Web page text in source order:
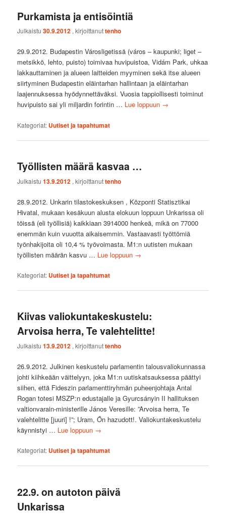
Purkamista ja entisöintiä
Julkaistu30.9.2012 , kirjoittanuttenho
29.9.2012. Budapestin Városligetissä (város – kaupunki; liget –
metsikkö, lehto, puisto) toimivaa huvipuistoa, Vidám Park, uhkaa
lakkauttaminen ja alueen laitteiden myyminen sekä itse alueen
siirtyminen Budapestin eläintarhan hallintaan ja eläintarhan
laajennuksessa hyödynnettäväksi. Vuosia tappiollisesti toiminut
huvipuisto sai yli miljardin forintin … Lue loppuun →
Kategoriat: Uutiset ja tapahtumat
Työllisten määrä kasvaa …
Julkaistu13.9.2012 , kirjoittanuttenho
28.9.2012. Unkarin tilastokeskuksen , Központi Statisztikai
Hivatal, mukaan kesäkuun alusta elokuun loppuun Unkarissa oli
töissä (eli työllisiä) kaikkiaan 3914000 henkeä, mikä on 77000
enemmän kuin vuuotta aikaisemmin. Vastaavasti työttömiä
työnhakijoita oli 10,4 % työvoimasta. M1:n uutisten mukaan
työllisten määrän kasvu … Lue loppuun →
Kategoriat: Uutiset ja tapahtumat
Kiivas valiokuntakeskustelu:
Arvoisa herra, Te valehtelitte!
Julkaistu13.9.2012 , kirjoittanuttenho
26.9.2012. Julkinen keskustelu parlamentin talousvaliokunnassa
johti kiihkeään väittelyyn, joka M1:n uutiskatsauksessa päättyi
siihen, että Fideszin parlamenttiryhmän puheenjohtaja Antal
Rogan totesi MSZP:n edustajalle ja Gyurcsányin II hallituksen
valtionvarain-ministerille János Veresille: ”Arvoisa herra, Te
valehtelitte [juuri] !”; Uram, Őn hazudott!. Valiokuntakeskustelu
käynnistyi … Lue loppuun →
Kategoriat: Uutiset ja tapahtumat
22.9. on autoton päivä
Unkarissa